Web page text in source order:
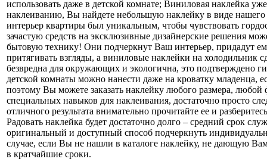
использовать даже в детской комнате; Виниловая наклейка
наклеиванию, Вы найдете небольшую наклейку в виде нашего
интерьер квартиры был уникальным, чтобы чувствовать
зачастую средств на эксклюзивные дизайнерские решения
бытовую технику! Они подчеркнут Ваш интерьер, придадут
притягивать взгляды, а виниловые наклейки на
безвредна для окружающих и экологична, это подтверждено
детской комнаты можно нанести даже на кроватку младенца,
поэтому Вы можете заказать наклейку любого размера,
специальных навыков для наклеивания, достаточно просто
отличного результата внимательно прочитайте ее и
Радовать наклейка будет достаточно долго – средний срок
оригинальный и доступный способ подчеркнуть
случае, если Вы не нашли в каталоге наклейку, не дающую
в кратчайшие сроки.